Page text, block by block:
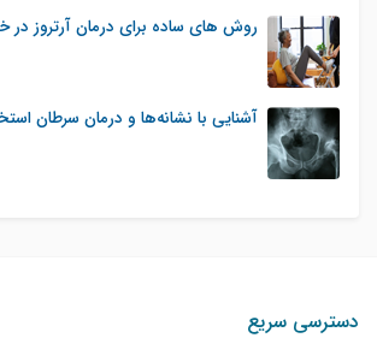
روش های ساده برای درمان آرتروز در
آشنایی با نشانه‌ها و درمان سرطان
دسترسی سریع